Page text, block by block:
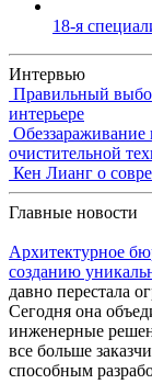
18-я
Интервью
Правильный
интерьере
Обеззараживание
очистительной
Кен Лианг о
Главные новости
Архитектурное
созданию
давно перестала
Сегодня она
инженерные
все больше
способным